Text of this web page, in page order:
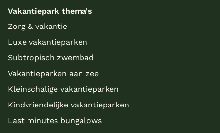
Vakantiepark thema's
Zorg & vakantie
Luxe vakantieparken
Subtropisch zwembad
Vakantieparken aan zee
Kleinschalige vakantieparken
Kindvriendelijke vakantieparken
Last minutes bungalows